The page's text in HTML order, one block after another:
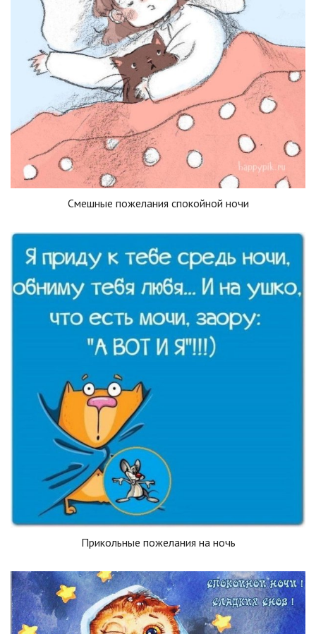
Смешные пожелания спокойной ночи
Прикольные пожелания на ночь